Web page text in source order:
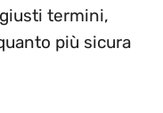
termini,
più sicura